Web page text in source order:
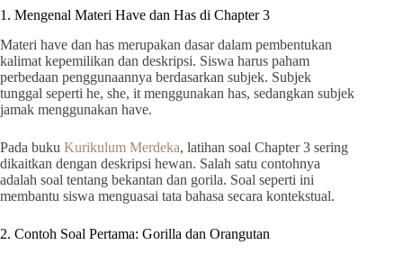
1. Mengenal Materi Have dan Has di Chapter 3
Materi have dan has merupakan dasar dalam pembentukan
kalimat kepemilikan dan deskripsi. Siswa harus paham
perbedaan penggunaannya berdasarkan subjek. Subjek
tunggal seperti he, she, it menggunakan has, sedangkan subjek
jamak menggunakan have.
Pada buku Kurikulum Merdeka, latihan soal Chapter 3 sering
dikaitkan dengan deskripsi hewan. Salah satu contohnya
adalah soal tentang bekantan dan gorila. Soal seperti ini
membantu siswa menguasai tata bahasa secara kontekstual.
2. Contoh Soal Pertama: Gorilla dan Orangutan